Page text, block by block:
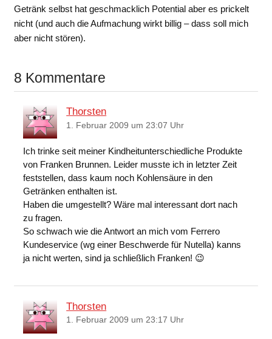
Getränk selbst hat geschmacklich Potential aber es prickelt
nicht (und auch die Aufmachung wirkt billig – dass soll mich
aber nicht stören).
8 Kommentare
Thorsten
1. Februar 2009 um 23:07 Uhr
Ich trinke seit meiner Kindheitunterschiedliche Produkte
von Franken Brunnen. Leider musste ich in letzter Zeit
feststellen, dass kaum noch Kohlensäure in den
Getränken enthalten ist.
Haben die umgestellt? Wäre mal interessant dort nach
zu fragen.
So schwach wie die Antwort an mich vom Ferrero
Kundeservice (wg einer Beschwerde für Nutella) kanns
ja nicht werten, sind ja schließlich Franken! 😉
Thorsten
1. Februar 2009 um 23:17 Uhr